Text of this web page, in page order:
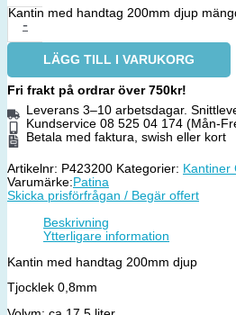
-
Kantin med handtag 200mm djup
LÄGG TILL I VARUKORG
Fri frakt på ordrar över 750kr!
Leverans 3–10 arbetsdagar.
Kundservice 08 525 04 174 (Mån-
Betala med faktura, swish eller kort
Artikelnr: P423200 Kategorier: Kantiner
Varumärke: Patina
Skicka prisförfrågan / Begär offert
Beskrivning
Ytterligare information
Kantin med handtag 200mm djup
Tjocklek 0,8mm